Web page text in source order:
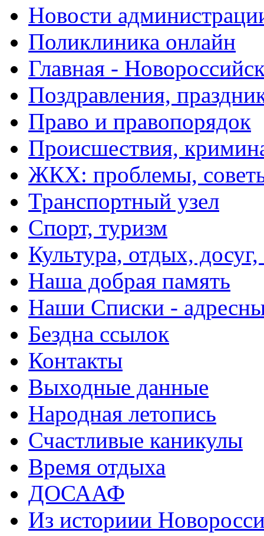
Новости
Поликлиника онлайн
Главная -
Поздравления,
Право и правопорядок
Происшествия,
ЖКХ: проблемы,
Транспортный узел
Спорт, туризм
Культура, отдых,
Наша добрая память
Наши Списки -
Бездна ссылок
Контакты
Выходные данные
Народная летопись
Счастливые каникулы
Время отдыха
ДОСААФ
Из историии